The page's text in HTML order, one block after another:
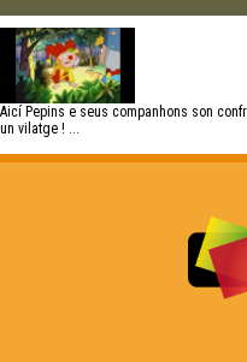
Aicí Pepins e seus companhons son
un vilatge ! ...